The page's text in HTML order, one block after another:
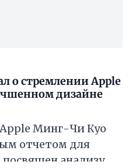
о стремлении Apple
дизайне
Минг-Чи Куо
отчетом для
анализу